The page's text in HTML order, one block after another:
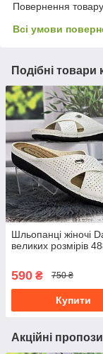
Повернення
Всі умови
Подібні товари
Шльопанці жіночі
великих розмірів
590 ₴ 750 ₴
Купити
Акційні